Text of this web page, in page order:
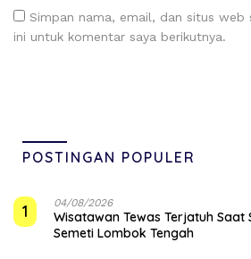
Simpan nama, email, dan situs web
ini untuk komentar saya berikutnya.
POSTINGAN POPULER
1 04/08/2026
Wisatawan Tewas Terjatuh Saat
Semeti Lombok Tengah